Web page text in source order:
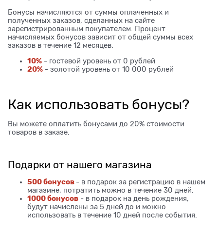
Бонусы начисляются от суммы оплаченных и
полученных заказов, сделанных на сайте
зарегистрированным покупателем. Процент
начисляемых бонусов зависит от общей суммы всех
заказов в течение 12 месяцев.
10% - гостевой уровень от 0 рублей
20% - золотой уровень от 10 000 рублей
Как использовать бонусы?
Вы можете оплатить бонусами до 20% стоимости
товаров в заказе.
Подарки от нашего магазина
500 бонусов - в подарок за регистрацию в нашем
магазине, потратить можно в течение 30 дней.
1000 бонусов - в подарок на день рождения,
будут начислены за 5 дней до и можно
использовать в течение 10 дней после события.